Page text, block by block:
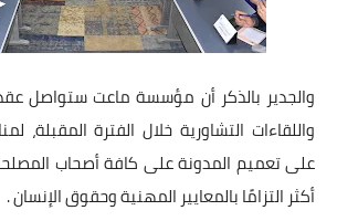
والجدير بالذكر أن مؤسسة ماعت ستواصل
واللقاءات التشاورية خلال الفترة المقبلة،
على تعميم المدونة على كافة أصحاب
أكثر التزامًا بالمعايير المهنية وحقوق الإنسان .